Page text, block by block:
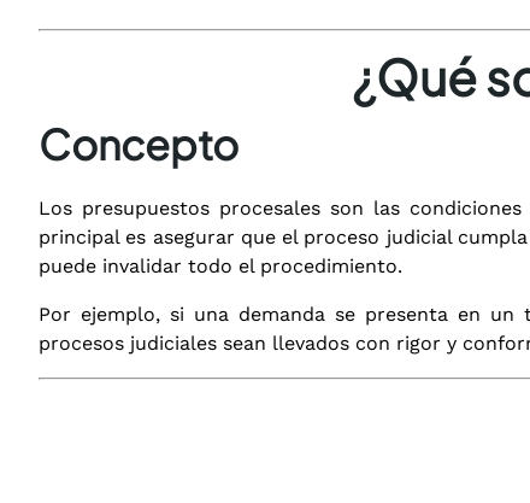
¿Qué
Concepto
Los presupuestos procesales son las
principal es asegurar que el proceso judicial
puede invalidar todo el procedimiento.
Por ejemplo, si una demanda se presenta en
procesos judiciales sean llevados con rigor y